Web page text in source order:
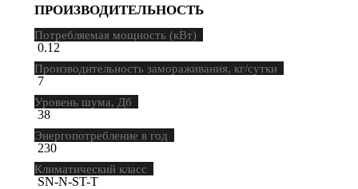
ПРОИЗВОДИТЕЛЬНОСТЬ
Потребляемая мощность (кВт)
0.12
Производительность замораживания, кг/сутки
7
Уровень шума, Дб
38
Энергопотребление в год
230
Климатический класс
SN-N-ST-T